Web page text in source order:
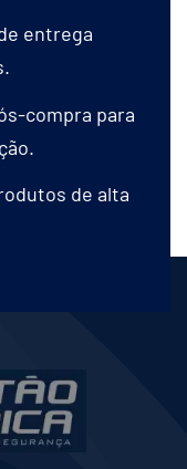
entrega
compra para
de alta